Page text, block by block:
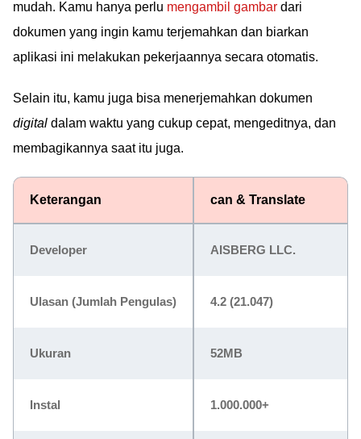
mudah. Kamu hanya perlu mengambil gambar dari
dokumen yang ingin kamu terjemahkan dan biarkan
aplikasi ini melakukan pekerjaannya secara otomatis.
Selain itu, kamu juga bisa menerjemahkan dokumen
digital dalam waktu yang cukup cepat, mengeditnya, dan
membagikannya saat itu juga.
Keterangan can & Translate
Developer AISBERG LLC.
Ulasan (Jumlah Pengulas) 4.2 (21.047)
Ukuran 52MB
Instal 1.000.000+